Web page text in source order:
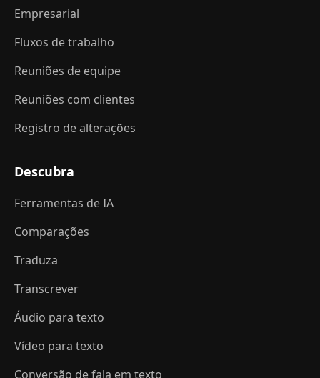
Empresarial
Fluxos de trabalho
Reuniões de equipe
Reuniões com clientes
Registro de alterações
Descubra
Ferramentas de IA
Comparações
Traduza
Transcrever
Áudio para texto
Vídeo para texto
Conversão de fala em texto